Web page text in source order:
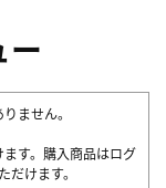
ー
ません。
す。購入商品はログ
だけます。